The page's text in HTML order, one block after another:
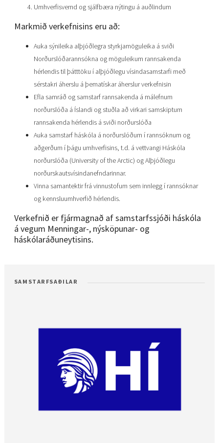
Umhverfisvernd og sjálfbæra nýtingu á auðlindum
Markmið verkefnisins eru að:
Auka sýnileika alþjóðlegra styrkjamöguleika á sviði
Norðurslóðarannsókna og möguleikum rannsakenda
hérlendis til þátttöku í alþjóðlegu vísindasamstarfi með
sérstakri áherslu á þematískar áherslur verkefnisin
Efla samráð og samstarf rannsakenda á málefnum
norðurslóða á Íslandi og stuðla að virkari samskiptum
rannsakenda hérlendis á sviði norðurslóða
Auka samstarf háskóla á norðurslóðum í rannsóknum og
aðgerðum í þágu umhverfisins, t.d. á vettvangi Háskóla
norðurslóða (University of the Arctic) og Alþjóðlegu
norðurskautsvísindanefndarinnar.
Vinna samantektir frá vinnustofum sem innlegg í rannsóknar
og kennsluumhverfið hérlendis.
Verkefnið er fjármagnað af samstarfssjóði háskóla
á vegum Menningar-, nýsköpunar- og
háskólaráðuneytisins.
SAMSTARFSAÐILAR